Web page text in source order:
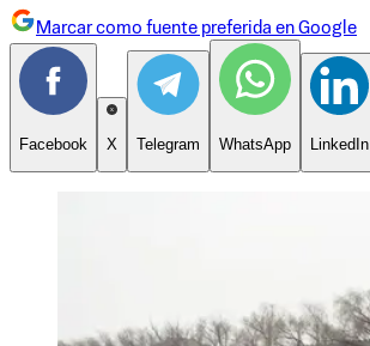
Marcar como fuente preferida en Google
Facebook X Telegram WhatsApp LinkedIn